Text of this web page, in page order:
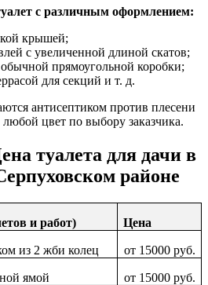
с различным оформлением:
крышей;
с увеличенной длиной скатов;
прямоугольной коробки;
для секций и т. д.
антисептиком против плесени
цвет по выбору заказчика.
туалета для дачи в
районе
и работ) Цена
из 2 жби колец от 15000 руб.
ямой от 15000 руб.